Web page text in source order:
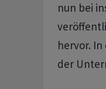
nun bei
hervor.
der